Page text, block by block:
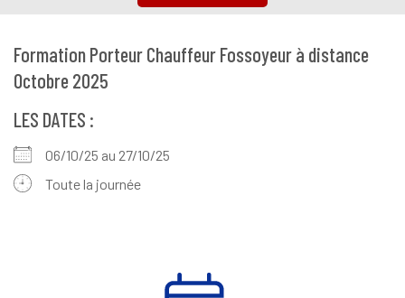
Formation Porteur Chauffeur Fossoyeur à distance
Octobre 2025
LES DATES :
06/10/25 au 27/10/25
Toute la journée